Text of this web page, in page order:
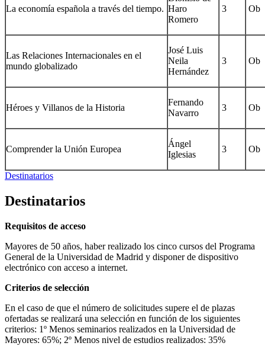
La economía española a través del tiempo. Haro
Romero
3 Ob
Las Relaciones Internacionales en el
mundo globalizado
José Luis
Neila
Hernández
3 Ob
Héroes y Villanos de la Historia
Fernando
Navarro
3 Ob
Comprender la Unión Europea
Ángel
Iglesias
3 Ob
Destinatarios
Destinatarios
Requisitos de acceso
Mayores de 50 años, haber realizado los cinco cursos del Programa
General de la Universidad de Madrid y disponer de dispositivo
electrónico con acceso a internet.
Criterios de selección
En el caso de que el número de solicitudes supere el de plazas
ofertadas se realizará una selección en función de los siguientes
criterios: 1º Menos seminarios realizados en la Universidad de
Mayores: 65%; 2º Menos nivel de estudios realizados: 35%